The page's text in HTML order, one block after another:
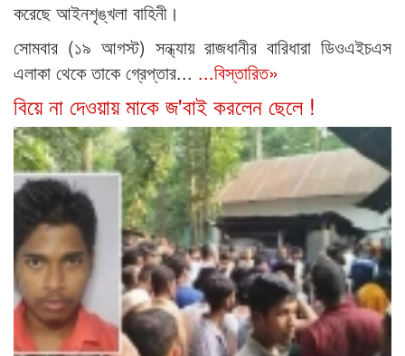
করেছে আইনশৃঙ্খলা বাহিনী।
সোমবার (১৯ আগস্ট) সন্ধ্যায় রাজধানীর বারিধারা ডিওএইচএস
এলাকা থেকে তাকে গ্রেপ্তার... ...বিস্তারিত»
বিয়ে না দেওয়ায় মাকে জ'বাই করলেন ছেলে !